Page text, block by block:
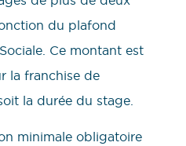
du plafond
Ce montant est
la franchise de
la durée du stage.
minimale obligatoire